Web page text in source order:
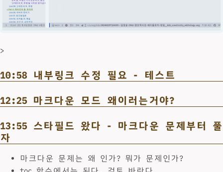
>
10:58 내부링크 수정 필요 - 테스트
12:25 마크다운 모드 왜이러는거야?
13:55 스타필드 왔다 - 마크다운 문제부터 풀
자
마크다운 문제는 왜 인가? 뭐가 문제인가?